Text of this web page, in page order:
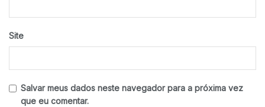
Site
Salvar meus dados neste navegador para a próxima vez
que eu comentar.